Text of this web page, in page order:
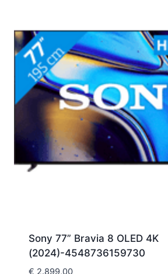
Sony 77” Bravia 8 OLED 4K
(2024)-4548736159730
€ 2.899,00